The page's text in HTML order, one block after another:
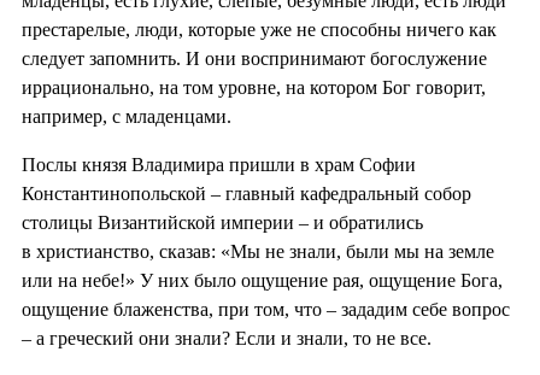
престарелые, люди, которые уже не способны ничего как
следует запомнить. И они воспринимают богослужение
иррационально, на том уровне, на котором Бог говорит,
например, с младенцами.
Послы князя Владимира пришли в храм Софии
Константинопольской ‒ главный кафедральный собор
столицы Византийской империи ‒ и обратились
в христианство, сказав: «Мы не знали, были мы на земле
или на небе!» У них было ощущение рая, ощущение Бога,
ощущение блаженства, при том, что ‒ зададим себе вопрос
‒ а греческий они знали? Если и знали, то не все.